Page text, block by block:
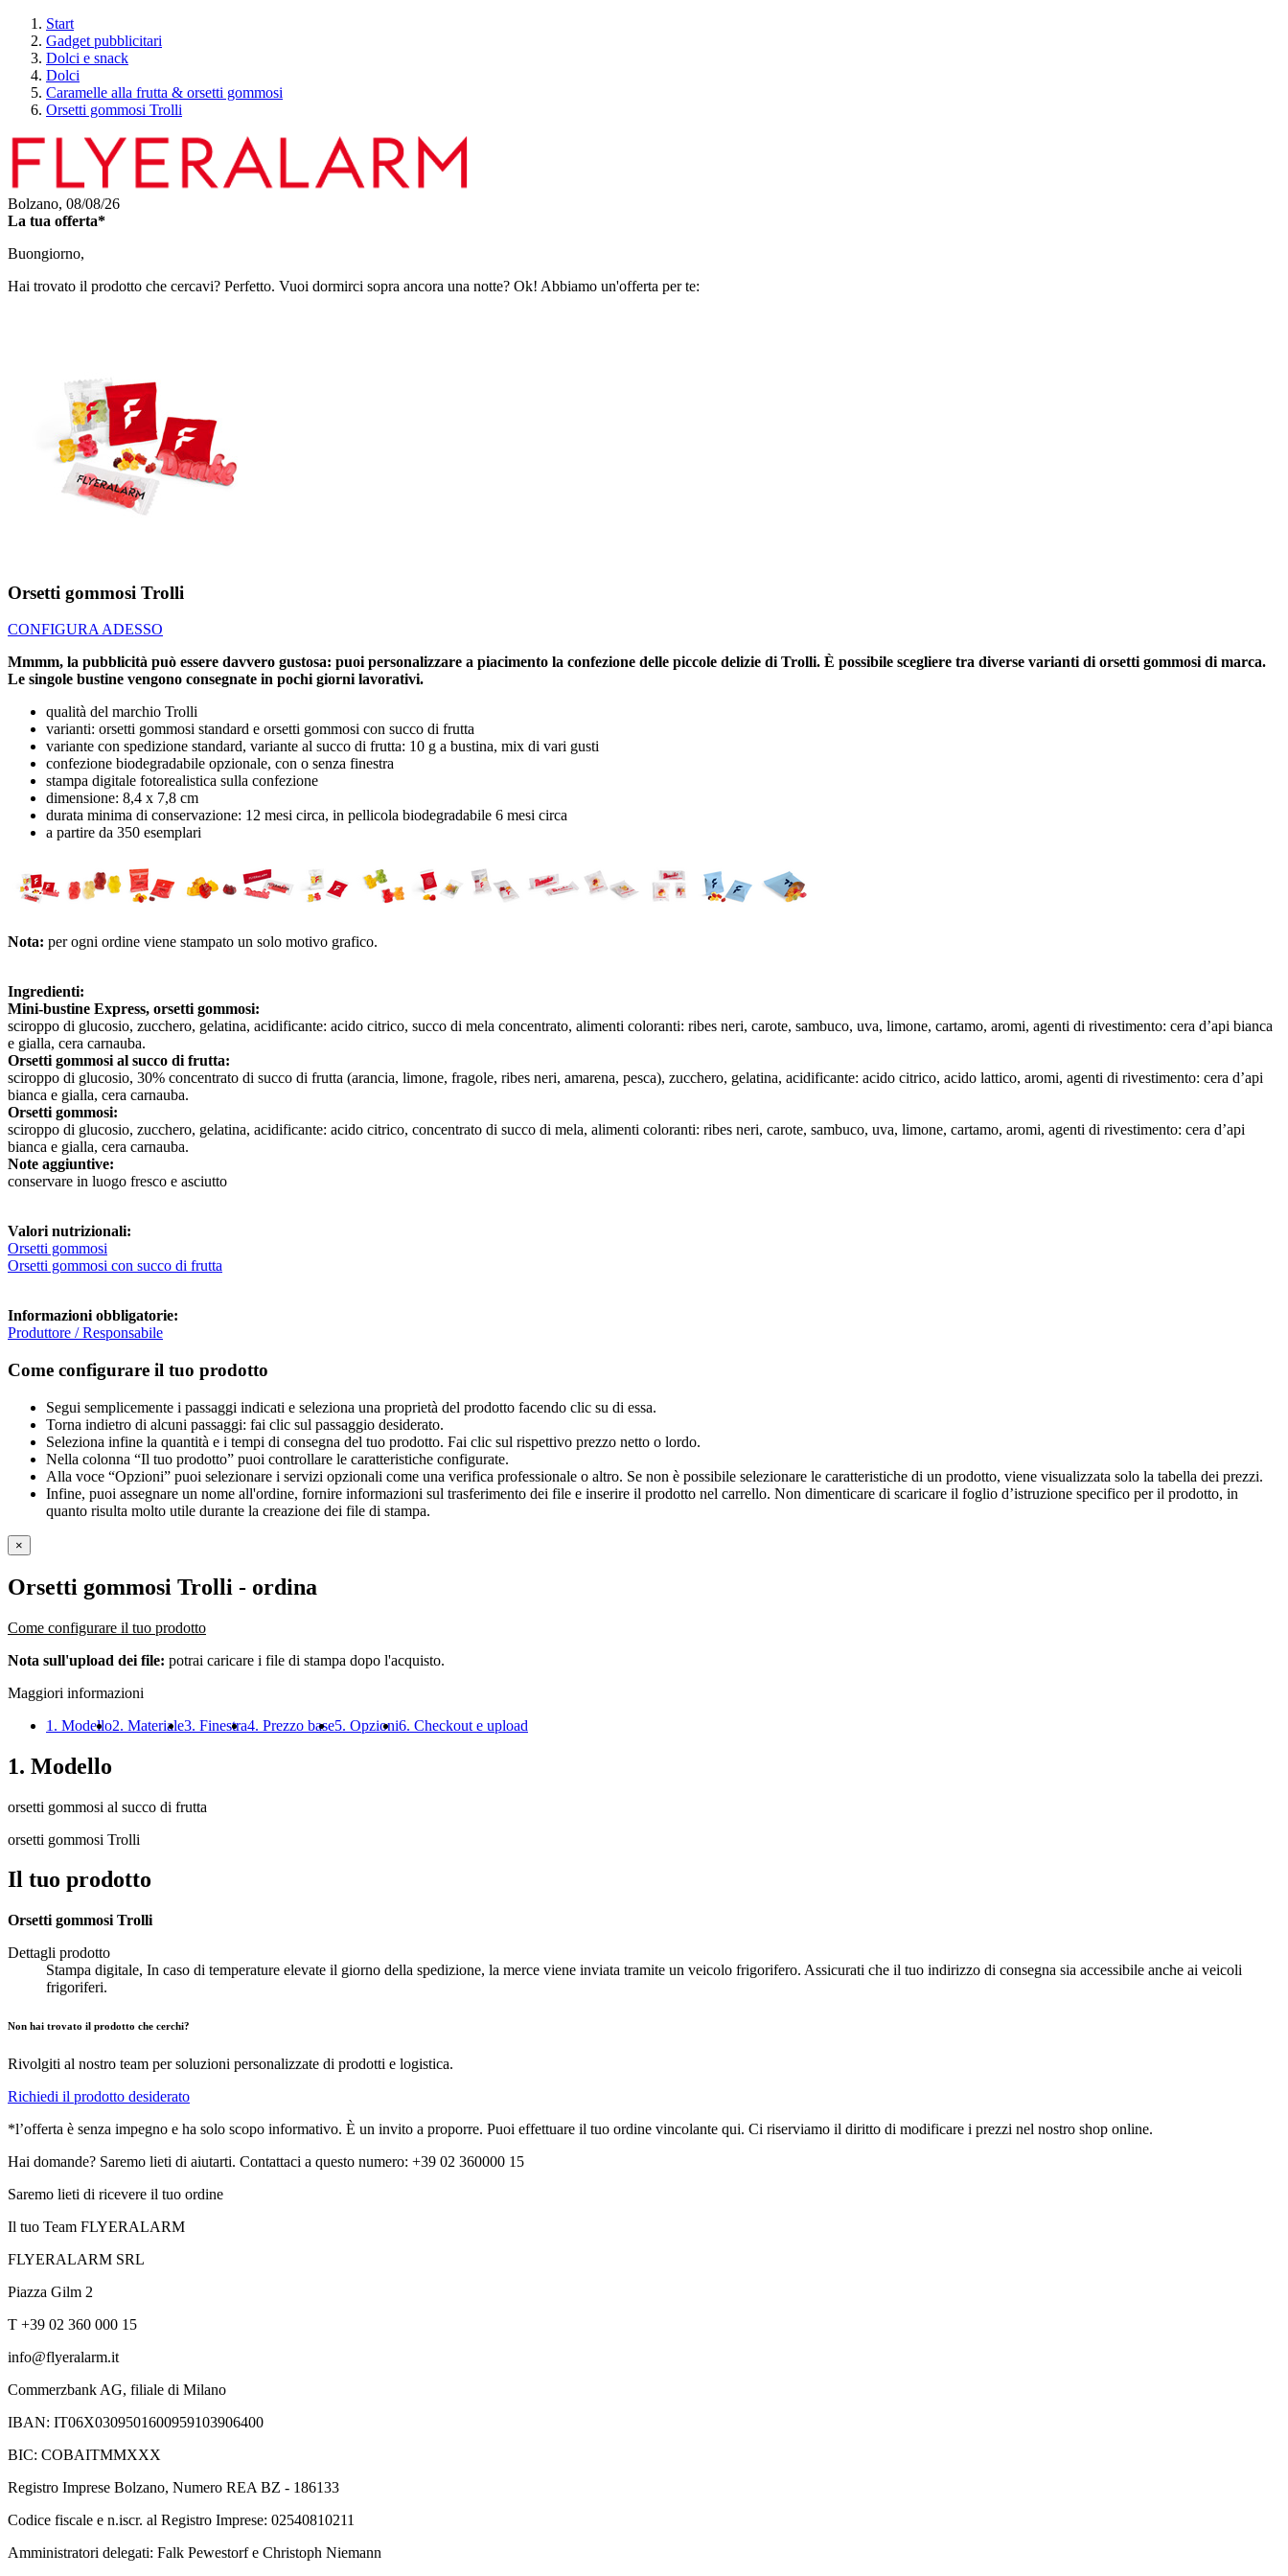
Start
Gadget pubblicitari
Dolci e snack
Dolci
Caramelle alla frutta & orsetti gommosi
Orsetti gommosi Trolli
Bolzano, 08/08/26
La tua offerta*
Buongiorno,
Hai trovato il prodotto che cercavi? Perfetto. Vuoi dormirci sopra ancora una notte? Ok! Abbiamo un'offerta per te:
Orsetti gommosi Trolli
CONFIGURA ADESSO
Mmmm, la pubblicità può essere davvero gustosa: puoi personalizzare a piacimento la confezione delle piccole delizie di Trolli. È possibile scegliere tra diverse varianti di orsetti gommosi di marca.
Le singole bustine vengono consegnate in pochi giorni lavorativi.
qualità del marchio Trolli
varianti: orsetti gommosi standard e orsetti gommosi con succo di frutta
variante con spedizione standard, variante al succo di frutta: 10 g a bustina, mix di vari gusti
confezione biodegradabile opzionale, con o senza finestra
stampa digitale fotorealistica sulla confezione
dimensione: 8,4 x 7,8 cm
durata minima di conservazione: 12 mesi circa, in pellicola biodegradabile 6 mesi circa
a partire da 350 esemplari
Nota: per ogni ordine viene stampato un solo motivo grafico.
Ingredienti:
Mini-bustine Express, orsetti gommosi:
sciroppo di glucosio, zucchero, gelatina, acidificante: acido citrico, succo di mela concentrato, alimenti coloranti: ribes neri, carote, sambuco, uva, limone, cartamo, aromi, agenti di rivestimento: cera d’api bianca
e gialla, cera carnauba.
Orsetti gommosi al succo di frutta:
sciroppo di glucosio, 30% concentrato di succo di frutta (arancia, limone, fragole, ribes neri, amarena, pesca), zucchero, gelatina, acidificante: acido citrico, acido lattico, aromi, agenti di rivestimento: cera d’api
bianca e gialla, cera carnauba.
Orsetti gommosi:
sciroppo di glucosio, zucchero, gelatina, acidificante: acido citrico, concentrato di succo di mela, alimenti coloranti: ribes neri, carote, sambuco, uva, limone, cartamo, aromi, agenti di rivestimento: cera d’api
bianca e gialla, cera carnauba.
Note aggiuntive:
conservare in luogo fresco e asciutto
Valori nutrizionali:
Orsetti gommosi
Orsetti gommosi con succo di frutta
Informazioni obbligatorie:
Produttore / Responsabile
Come configurare il tuo prodotto
Segui semplicemente i passaggi indicati e seleziona una proprietà del prodotto facendo clic su di essa.
Torna indietro di alcuni passaggi: fai clic sul passaggio desiderato.
Seleziona infine la quantità e i tempi di consegna del tuo prodotto. Fai clic sul rispettivo prezzo netto o lordo.
Nella colonna “Il tuo prodotto” puoi controllare le caratteristiche configurate.
Alla voce “Opzioni” puoi selezionare i servizi opzionali come una verifica professionale o altro. Se non è possibile selezionare le caratteristiche di un prodotto, viene visualizzata solo la tabella dei prezzi.
Infine, puoi assegnare un nome all'ordine, fornire informazioni sul trasferimento dei file e inserire il prodotto nel carrello. Non dimenticare di scaricare il foglio d’istruzione specifico per il prodotto, in
quanto risulta molto utile durante la creazione dei file di stampa.
×
Orsetti gommosi Trolli - ordina
Come configurare il tuo prodotto
Nota sull'upload dei file: potrai caricare i file di stampa dopo l'acquisto.
Maggiori informazioni
1. Modello2. Materiale3. Finestra4. Prezzo base5. Opzioni6. Checkout e upload
1. Modello
orsetti gommosi al succo di frutta
orsetti gommosi Trolli
Il tuo prodotto
Orsetti gommosi Trolli
Dettagli prodotto
Stampa digitale, In caso di temperature elevate il giorno della spedizione, la merce viene inviata tramite un veicolo frigorifero. Assicurati che il tuo indirizzo di consegna sia accessibile anche ai veicoli
frigoriferi.
Non hai trovato il prodotto che cerchi?
Rivolgiti al nostro team per soluzioni personalizzate di prodotti e logistica.
Richiedi il prodotto desiderato
*l’offerta è senza impegno e ha solo scopo informativo. È un invito a proporre. Puoi effettuare il tuo ordine vincolante qui. Ci riserviamo il diritto di modificare i prezzi nel nostro shop online.
Hai domande? Saremo lieti di aiutarti. Contattaci a questo numero: +39 02 360000 15
Saremo lieti di ricevere il tuo ordine
Il tuo Team FLYERALARM
FLYERALARM SRL
Piazza Gilm 2
T +39 02 360 000 15
info@flyeralarm.it
Commerzbank AG, filiale di Milano
IBAN: IT06X0309501600959103906400
BIC: COBAITMMXXX
Registro Imprese Bolzano, Numero REA BZ - 186133
Codice fiscale e n.iscr. al Registro Imprese: 02540810211
Amministratori delegati: Falk Pewestorf e Christoph Niemann